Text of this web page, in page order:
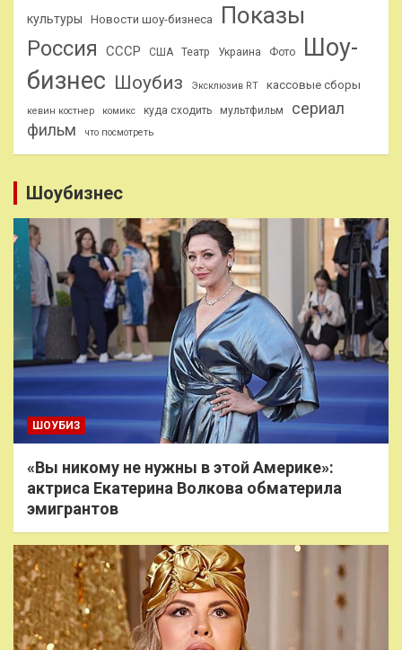
культуры Новости шоу-бизнеса Показы
Россия СССР США Театр Украина Фото
Шоу-
бизнес Шоубиз Эксклюзив RT кассовые сборы
кевин костнер комикс куда сходить мультфильм
сериал
фильм
что посмотреть
Шоубизнес
ШОУБИЗ
«Вы никому не нужны в этой Америке»:
актриса Екатерина Волкова обматерила
эмигрантов